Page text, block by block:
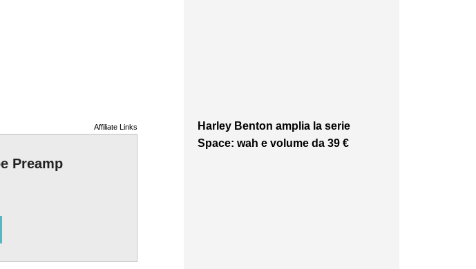
Affiliate Links
Preamp
Harley Benton amplia la serie
Space: wah e volume da 39 €